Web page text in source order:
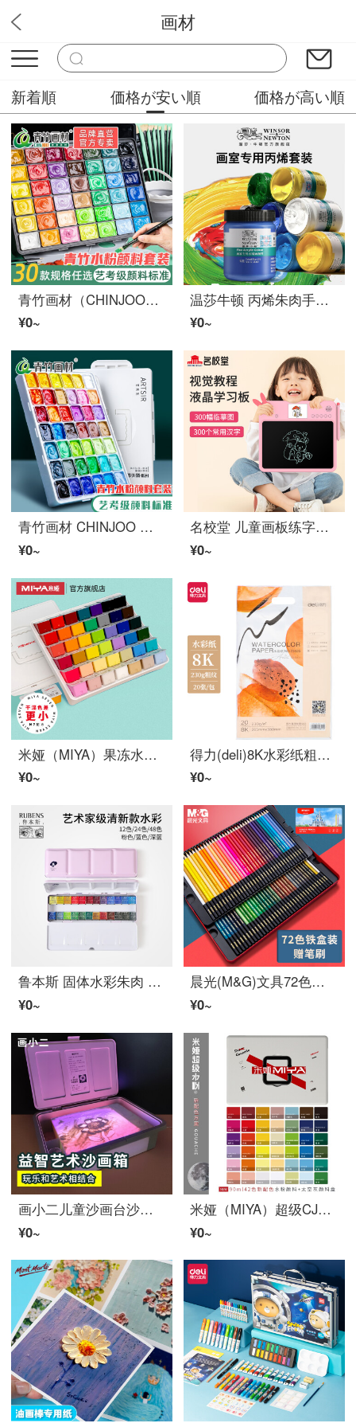
文房具屋
画材
新着順 価格が安い順 価格が高い順
青竹画材（CHINJOO） 青竹水粉朱肉套装带工具集训艺考画画美术生专用绘画果冻初学大学生儿童无甲醛 【金典黑】50ml42色（画室专供） 朱肉+朱肉盒
¥0~
温莎牛顿 丙烯朱肉手绘涂鸦墙绘t恤diy画家专用丙烯朱肉套装 常用12色 原装
¥0~
青竹画材 CHINJOO 水粉朱肉套装艺考集训学生42色果冻美术生专用专业绘画80ml艺先生水粉套装
¥0~
名校堂 儿童画板练字幼儿画画大屏电子液晶手写板男女孩玩具双屏可临摹带音乐13.5英寸A5粉礼物
¥0~
米娅（MIYA）果冻水粉朱肉套装初学者艺考集训联考
¥0~
得力(deli)8K水彩纸粗纹230g美术绘画纸 木棉纸浆初学者水彩水粉画专业用纸 8开20张 73920
¥0~
鲁本斯 固体水彩朱肉 珠光色粼光分装初学者入门便捷肤色水彩画美术生用全套艺术家水彩 24色-星空蓝【璀璨系列二】 仅朱肉套装不含工具【单盒】正品
¥0~
晨光(M&G)文具72色水溶性彩铅铁盒 初学者学生美术绘画填色套装 手绘涂色彩色鉛筆 内含笔刷开学礼物AWP343B7
¥0~
画小二儿童沙画台沙画箱套装玩具女童生日礼物6-10岁8女生7-14小女孩子12小学生5岁男孩9六一节 莫兰迪粉色 【手提礼盒包装】【送视频教程】
¥0~
米娅（MIYA）超级CJ系列90ml42色水粉朱肉新配色套装集训联考名师推荐
¥0~